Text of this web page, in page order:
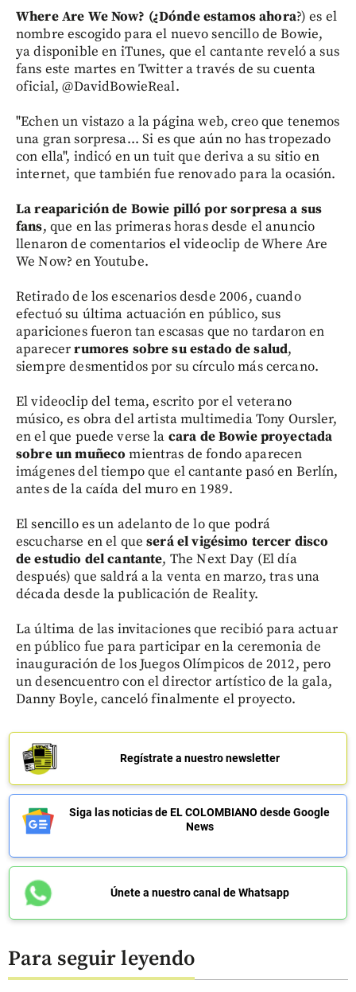
Where Are We Now? (¿Dónde estamos ahora?) es el
nombre escogido para el nuevo sencillo de Bowie,
ya disponible en iTunes, que el cantante reveló a sus
fans este martes en Twitter a través de su cuenta
oficial, @DavidBowieReal.
"Echen un vistazo a la página web, creo que tenemos
una gran sorpresa... Si es que aún no has tropezado
con ella", indicó en un tuit que deriva a su sitio en
internet, que también fue renovado para la ocasión.
La reaparición de Bowie pilló por sorpresa a sus
fans, que en las primeras horas desde el anuncio
llenaron de comentarios el videoclip de Where Are
We Now? en Youtube.
Retirado de los escenarios desde 2006, cuando
efectuó su última actuación en público, sus
apariciones fueron tan escasas que no tardaron en
aparecerrumores sobre su estado de salud,
siempre desmentidos por su círculo más cercano.
El videoclip del tema, escrito por el veterano
músico, es obra del artista multimedia Tony Oursler,
en el que puede verse la cara de Bowie proyectada
sobre un muñeco mientras de fondo aparecen
imágenes del tiempo que el cantante pasó en Berlín,
antes de la caída del muro en 1989.
El sencillo es un adelanto de lo que podrá
escucharse en el queserá el vigésimo tercer disco
de estudio del cantante, The Next Day (El día
después) que saldrá a la venta en marzo, tras una
década desde la publicación de Reality.
La última de las invitaciones que recibió para actuar
en público fue para participar en la ceremonia de
inauguración de los Juegos Olímpicos de 2012, pero
un desencuentro con el director artístico de la gala,
Danny Boyle, canceló finalmente el proyecto.
Regístrate a nuestro newsletter
Siga las noticias de EL COLOMBIANO desde Google
News
Únete a nuestro canal de Whatsapp
Para seguir leyendo